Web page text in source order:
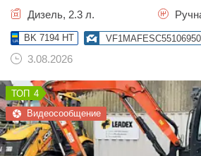
Дизель, 2.3 л.
BK 7194 HT VF1MAFESC55106950
3.08.2026
4
Видеосообщение